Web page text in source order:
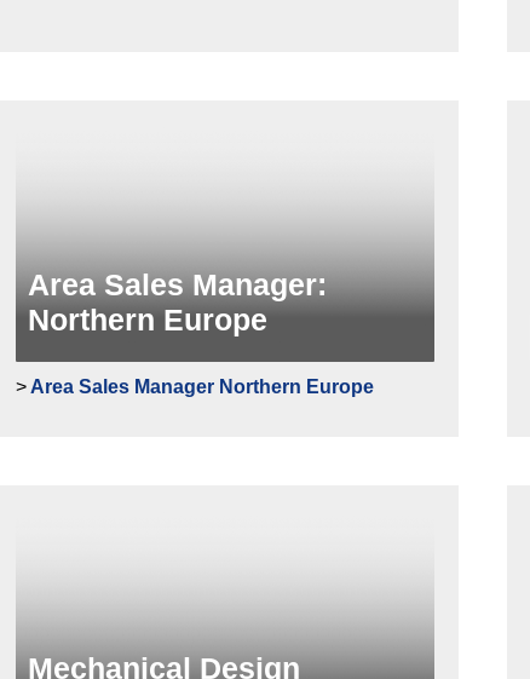
Area Sales Manager:
Northern Europe
> Area Sales Manager Northern Europe
Mechanical Design